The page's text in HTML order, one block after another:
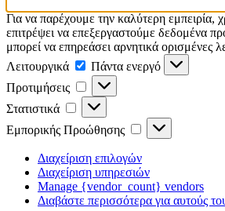
Για να παρέχουμε την καλύτερη
επιτρέψει να επεξεργαστούμε δεδομένα
μπορεί να επηρεάσει αρνητικά ορισμένες
Λειτουργικά
Λειτουργικά
Πάντα ενεργό
Προτιμήσεις
Προτιμήσεις
Στατιστικά Στατιστικά
Εμπορικής Προώθησης
Εμπορικής
Προώθησης
Διαχείριση επιλογών
Διαχείριση υπηρεσιών
Manage {vendor_count} vendors
Διαβάστε περισσότερα για αυτούς